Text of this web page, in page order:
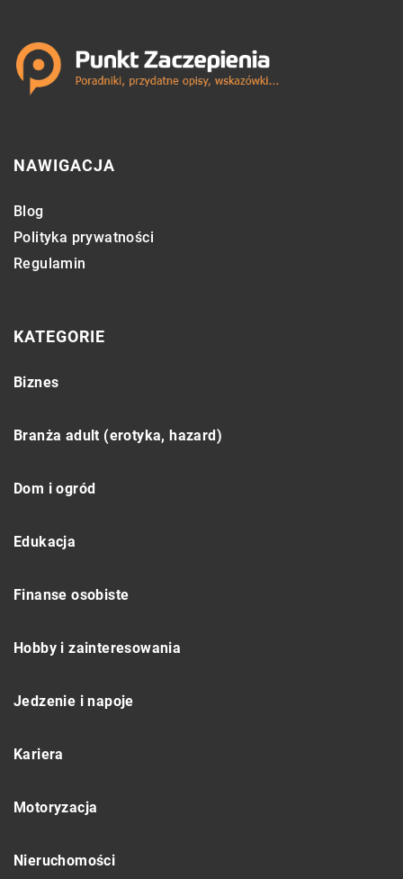
NAWIGACJA
Blog
Polityka prywatności
Regulamin
KATEGORIE
Biznes
Branża adult (erotyka, hazard)
Dom i ogród
Edukacja
Finanse osobiste
Hobby i zainteresowania
Jedzenie i napoje
Kariera
Motoryzacja
Nieruchomości